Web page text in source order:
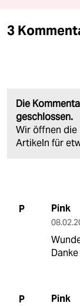
3
Die
geschlossen.
Wir öffnen
Artikeln für
P Pink
P Pink